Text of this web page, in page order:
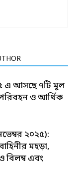
এ আসছে ৭টি মূল
ও আর্থিক
২০২৫):
মহড়া,
বিলম্ব এবং